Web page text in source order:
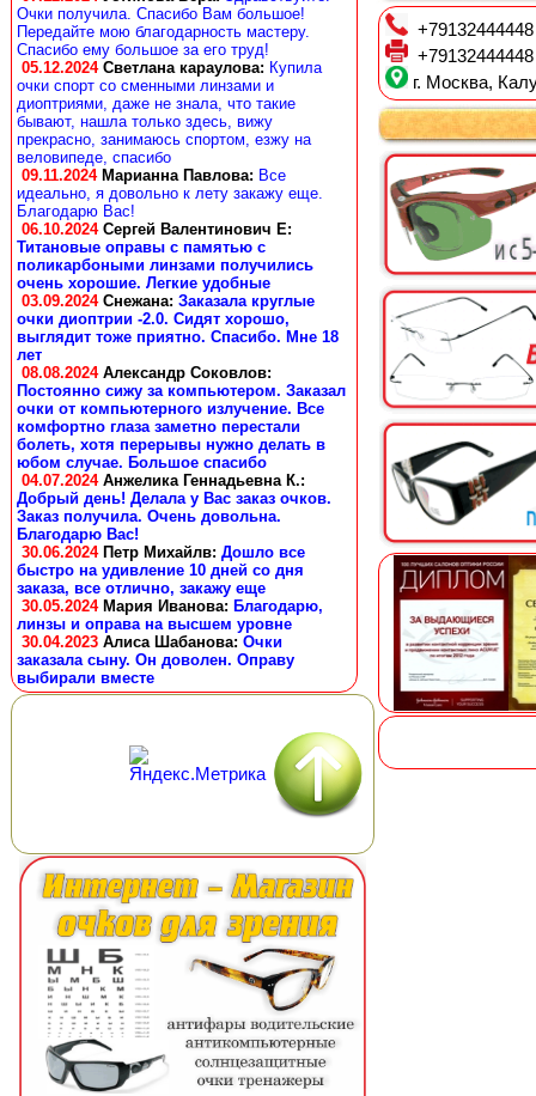
Очки получила. Спасибо Вам большое!
Передайте мою благодарность мастеру.
Спасибо ему большое за его труд!
05.12.2024 Светлана караулова: Купила
очки спорт со сменными линзами и
диоптриями, даже не знала, что такие
бывают, нашла только здесь, вижу
прекрасно, занимаюсь спортом, езжу на
веловипеде, спасибо
09.11.2024 Марианна Павлова: Все
идеально, я довольно к лету закажу еще.
Благодарю Вас!
06.10.2024 Сергей Валентинович Е:
Титановые оправы с памятью с
поликарбоными линзами получились
очень хорошие. Легкие удобные
03.09.2024 Снежана: Заказала круглые
очки диоптрии -2.0. Сидят хорошо,
выглядит тоже приятно. Спасибо. Мне 18
лет
08.08.2024 Александр Соковлов:
Постоянно сижу за компьютером. Заказал
очки от компьютерного излучение. Все
комфортно глаза заметно перестали
болеть, хотя перерывы нужно делать в
юбом случае. Большое спасибо
04.07.2024 Анжелика Геннадьевна К.:
Добрый день! Делала у Вас заказ очков.
Заказ получила. Очень довольна.
Благодарю Вас!
30.06.2024 Петр Михайлв: Дошло все
быстро на удивление 10 дней со дня
заказа, все отлично, закажу еще
30.05.2024 Мария Иванова: Благодарю,
линзы и оправа на высшем уровне
30.04.2023 Алиса Шабанова: Очки
заказала сыну. Он доволен. Оправу
выбирали вместе
+79132444448
+79132444448
г. Москва,